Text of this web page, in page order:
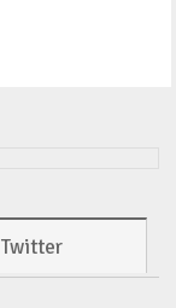
Twitter